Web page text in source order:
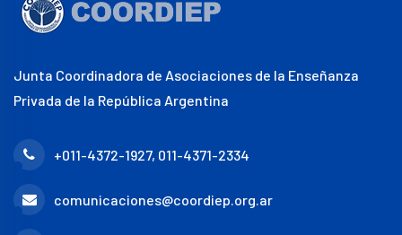
Junta Coordinadora de Asociaciones de la Enseñanza
Privada de la República Argentina
+011-4372-1927, 011-4371-2334
comunicaciones@coordiep.org.ar